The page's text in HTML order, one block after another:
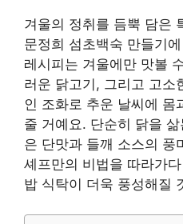
겨울의 정취를 듬뿍 담은
문정희 섬초백숙 만들기
레시피는 겨울에만 맛볼
러운 닭고기, 그리고 고소
인 조화로 추운 날씨에 몸
줄 거예요. 단순히 닭을
은 단맛과 들깨 소스의 풍
셰프만의 비법을 따라가
밥 식탁이 더욱 풍성해질